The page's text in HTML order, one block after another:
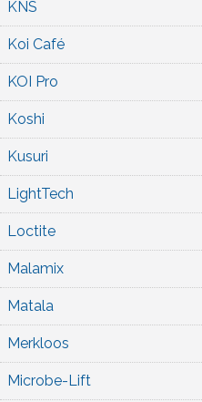
KNS
Koi Café
KOI Pro
Koshi
Kusuri
LightTech
Loctite
Malamix
Matala
Merkloos
Microbe-Lift